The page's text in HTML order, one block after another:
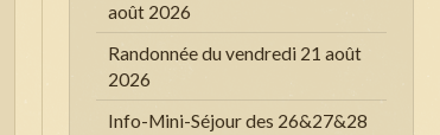
août 2026
Randonnée du vendredi 21 août
2026
Info-Mini-Séjour des 26&27&28